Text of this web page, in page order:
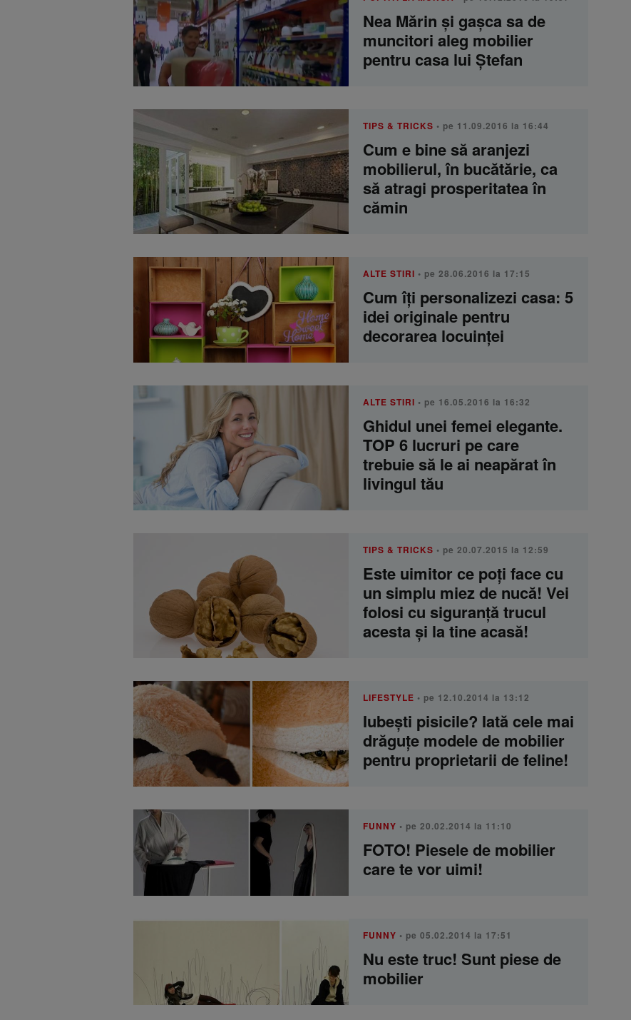
Nea Mărin și gașca sa de
muncitori aleg mobilier
pentru casa lui Ștefan
TIPS & TRICKS • pe 11.09.2016 la 16:44
Cum e bine să aranjezi
mobilierul, în bucătărie, ca
să atragi prosperitatea în
cămin
ALTE STIRI • pe 28.06.2016 la 17:15
Cum îți personalizezi casa: 5
idei originale pentru
decorarea locuinței
ALTE STIRI • pe 16.05.2016 la 16:32
Ghidul unei femei elegante.
TOP 6 lucruri pe care
trebuie să le ai neapărat în
livingul tău
TIPS & TRICKS • pe 20.07.2015 la 12:59
Este uimitor ce poți face cu
un simplu miez de nucă! Vei
folosi cu siguranță trucul
acesta și la tine acasă!
LIFESTYLE • pe 12.10.2014 la 13:12
Iubești pisicile? Iată cele mai
drăguțe modele de mobilier
pentru proprietarii de feline!
FUNNY • pe 20.02.2014 la 11:10
FOTO! Piesele de mobilier
care te vor uimi!
FUNNY • pe 05.02.2014 la 17:51
Nu este truc! Sunt piese de
mobilier